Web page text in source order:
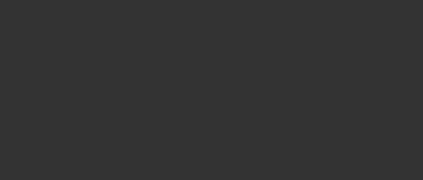
via 3 fase met 16A. Hiervoor is
laadkabel!